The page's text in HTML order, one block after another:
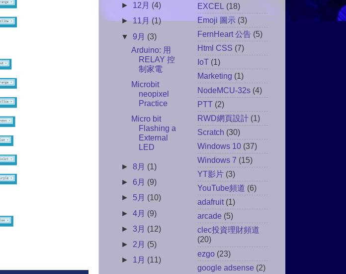
► 12月 (4)
►11月(1)
▼9月 (3)
Arduino: 用
RELAY 控
制家電
Microbit
neopixel
Practice
Micro bit
Flashing a
External
LED
►8月 (1)
► 6月 (9)
► 5月 (10)
►4月 (9)
►3月 (12)
► 2月 (5)
► 1月 (11)
EXCEL (18)
Emoji 圖示 (3)
FernHeart 公告 (5)
Html CSS (7)
IoT (1)
Marketing (1)
NodeMCU-32s (4)
PTT (2)
RWD網頁設計 (1)
Scratch (30)
Windows 10 (37)
Windows 7 (15)
YT影片 (3)
YouTube頻道 (6)
adafruit (1)
arcade (5)
clec投資理財頻道
(20)
ezgo (23)
google adsense (2)